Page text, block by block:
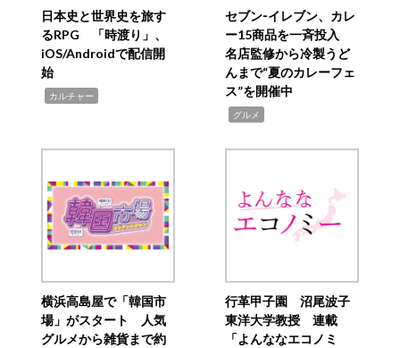
日本史と世界史を旅す
るRPG 「時渡り」、
iOS/Androidで配信開
始
カルチャー
セブン‐イレブン、カレ
ー15商品を一斉投入
名店監修から冷製うど
んまで“夏のカレーフェ
ス”を開催中
グルメ
横浜高島屋で「韓国市
場」がスタート 人気
グルメから雑貨まで約
行革甲子園 沼尾波子
東洋大学教授 連載
「よんななエコノミ